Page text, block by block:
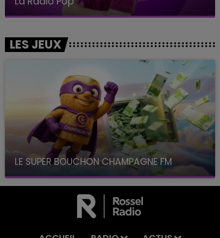
LES JEUX
LE SUPER BOUCHON CHAMPAGNE FM
avec La Famille Champagne FM, à 8H10